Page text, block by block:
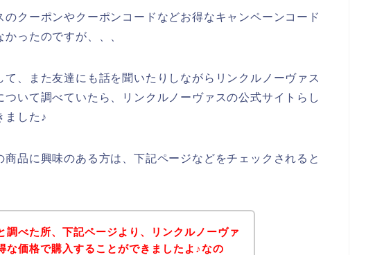
クーポンやクーポンコードなどお得なキャンペーンコード
ったのですが、、、
、また友達にも話を聞いたりしながらリンクルノーヴァス
いて調べていたら、リンクルノーヴァスの公式サイトらし
ました♪
品に興味のある方は、下記ページなどをチェックされると
調べた所、下記ページより、リンクルノーヴァ
な価格で購入することができましたよ♪なの